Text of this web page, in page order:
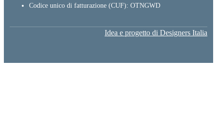
Codice unico di fatturazione (CUF): OTNGWD
Idea e progetto di Designers Italia